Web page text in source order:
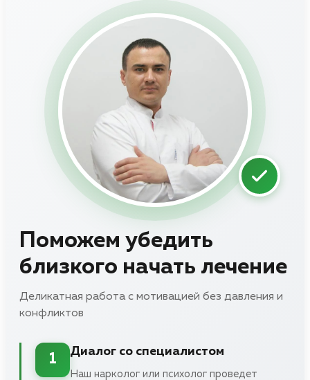
Поможем убедить
близкого начать лечение
Деликатная работа с мотивацией без давления и
конфликтов
1
Диалог со специалистом
Наш нарколог или психолог проведет